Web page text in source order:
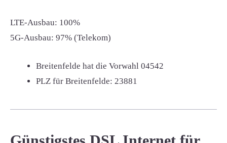
LTE-Ausbau: 100%
5G-Ausbau: 97% (Telekom)
Breitenfelde hat die Vorwahl 04542
PLZ für Breitenfelde: 23881